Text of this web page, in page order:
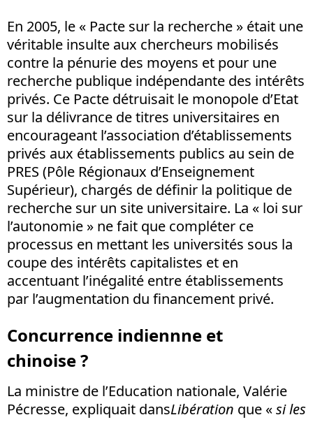
En 2005, le « Pacte sur la recherche » était une
véritable insulte aux chercheurs mobilisés
contre la pénurie des moyens et pour une
recherche publique indépendante des intérêts
privés. Ce Pacte détruisait le monopole d’Etat
sur la délivrance de titres universitaires en
encourageant l’association d’établissements
privés aux établissements publics au sein de
PRES (Pôle Régionaux d’Enseignement
Supérieur), chargés de définir la politique de
recherche sur un site universitaire. La « loi sur
l’autonomie » ne fait que compléter ce
processus en mettant les universités sous la
coupe des intérêts capitalistes et en
accentuant l’inégalité entre établissements
par l’augmentation du financement privé.
Concurrence indiennne et
chinoise ?
La ministre de l’Education nationale, Valérie
Pécresse, expliquait dansLibération que «si les